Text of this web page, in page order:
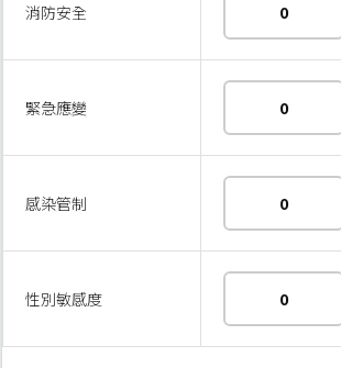
消防安全
緊急應變
感染管制
性別敏感度